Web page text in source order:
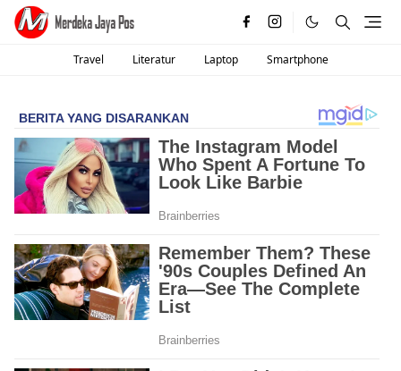
Travel Literatur Laptop Smartphone